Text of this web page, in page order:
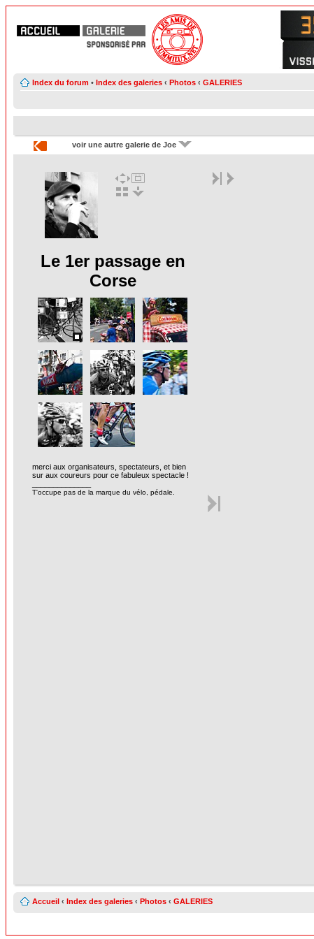
Index du forum • Index des galeries ‹ Photos ‹ GALERIES
voir une autre galerie de Joe
Le 1er passage en
Corse
merci aux organisateurs, spectateurs, et bien
sur aux coureurs pour ce fabuleux spectacle !
T'occupe pas de la marque du vélo, pédale.
Accueil ‹ Index des galeries ‹ Photos ‹ GALERIES